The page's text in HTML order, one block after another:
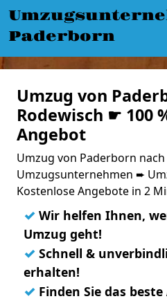
Paderborn
Umzug von
Rodewisch ☛ 100
Angebot
Umzug von Paderborn nach
Umzugsunternehmen ➨
Kostenlose Angebote in 2
✓ Wir helfen Ihnen,
Umzug geht!
✓ Schnell &
erhalten!
✓ Finden Sie das